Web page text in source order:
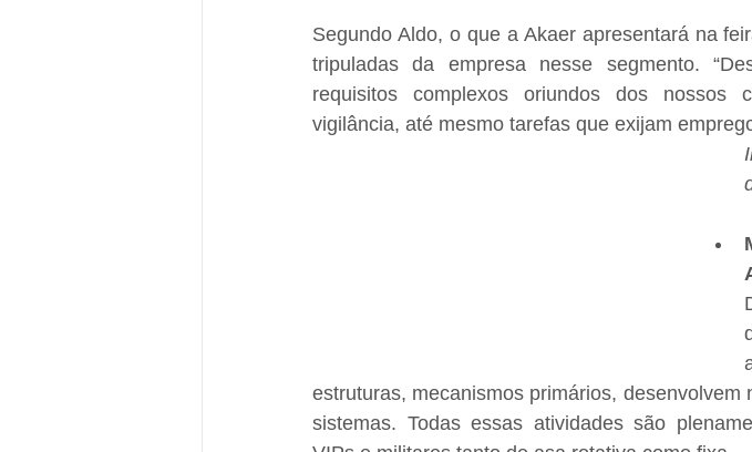
Segundo Aldo, o que a Akaer apresentará na
tripuladas da empresa nesse segmento.
requisitos complexos oriundos dos nossos
vigilância, até mesmo tarefas que exijam
estruturas, mecanismos primários,
sistemas. Todas essas atividades são